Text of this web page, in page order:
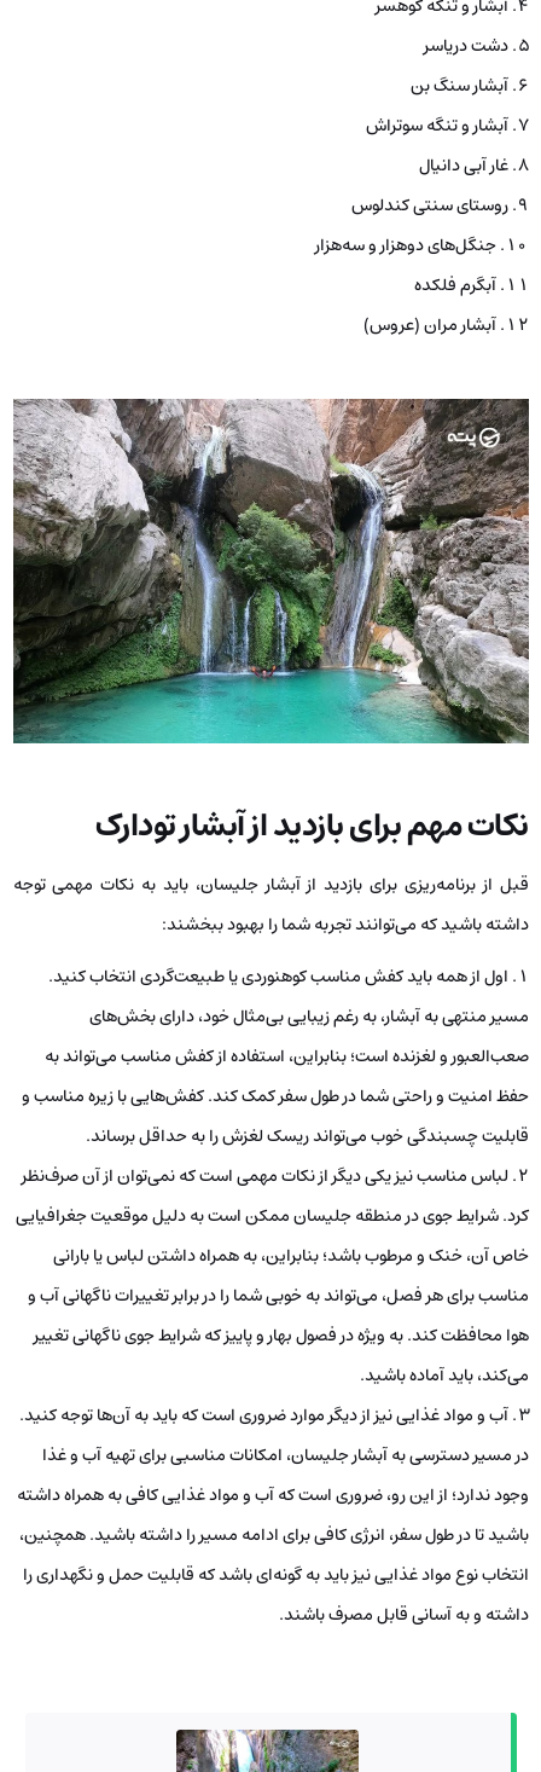
آبشار و تنگه کوهسر
دشت دریاسر
آبشار سنگ بن
آبشار و تنگه سوتراش
غار آبی دانیال
روستای سنتی کندلوس
جنگل‌های دوهزار و سه‌هزار
آبگرم فلکده
آبشار مران (عروس)
نکات مهم برای بازدید از آبشار تودارک
قبل از برنامه‌ریزی برای بازدید از آبشار جلیسان، باید به نکات مهمی توجه
داشته باشید که می‌توانند تجربه شما را بهبود ببخشند:
اول از همه باید کفش مناسب کوهنوردی یا طبیعت‌گردی انتخاب کنید.
مسیر منتهی به آبشار، به رغم زیبایی‌ بی‌مثال خود، دارای بخش‌های
صعب‌العبور و لغزنده است؛ بنابراین، استفاده از کفش مناسب می‌تواند به
حفظ امنیت و راحتی شما در طول سفر کمک کند. کفش‌هایی با زیره مناسب و
قابلیت چسبندگی خوب می‌تواند ریسک لغزش را به حداقل برساند.
لباس مناسب نیز یکی دیگر از نکات مهمی است که نمی‌توان از آن صرف‌نظر
کرد. شرایط جوی در منطقه جلیسان ممکن است به دلیل موقعیت جغرافیایی
خاص آن، خنک و مرطوب باشد؛ بنابراین، به همراه داشتن لباس یا بارانی
مناسب برای هر فصل، می‌تواند به خوبی شما را در برابر تغییرات ناگهانی آب و
هوا محافظت کند. به ویژه در فصول بهار و پاییز که شرایط جوی ناگهانی تغییر
می‌کند، باید آماده باشید.
آب و مواد غذایی نیز از دیگر موارد ضروری است که باید به آن‌ها توجه کنید.
در مسیر دسترسی به آبشار جلیسان، امکانات مناسبی برای تهیه آب و غذا
وجود ندارد؛ از این رو، ضروری است که آب و مواد غذایی کافی به همراه داشته
باشید تا در طول سفر، انرژی کافی برای ادامه مسیر را داشته باشید. همچنین،
انتخاب نوع مواد غذایی نیز باید به گونه‌ای باشد که قابلیت حمل و نگهداری را
داشته و به آسانی قابل مصرف باشند.